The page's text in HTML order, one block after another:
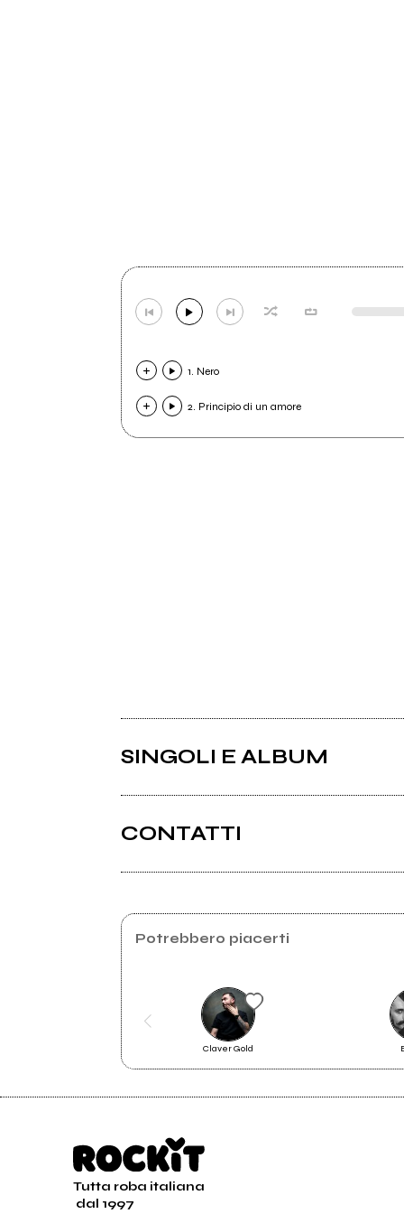
1. Nero
2. Principio di un amore
SINGOLI E ALBUM
2015
Brividi
2003
CONTATTI
Potrebbero piacerti
Claver Gold
Tutta roba italiana
dal 1997